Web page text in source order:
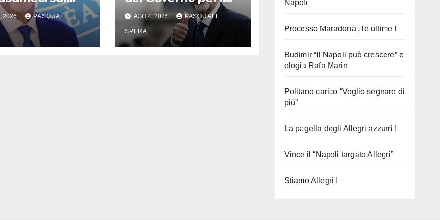
per il
2026 PASQUALE
Campi Flegrei
AGO 4, 2026 PASQUALE
SPERA
Napoli
Processo Maradona , le ultime !
Budimir “Il Napoli può crescere” e
elogia Rafa Marin
Politano carico “Voglio segnare di
più”
La pagella degli Allegri azzurri !
Vince il “Napoli targato Allegri”
Stiamo Allegri !